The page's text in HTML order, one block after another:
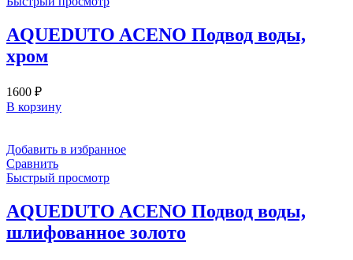
AQUEDUTO ACENO Подвод воды,
хром
1600 ₽
В корзину
Добавить в избранное
Сравнить
Быстрый просмотр
AQUEDUTO ACENO Подвод воды,
шлифованное золото